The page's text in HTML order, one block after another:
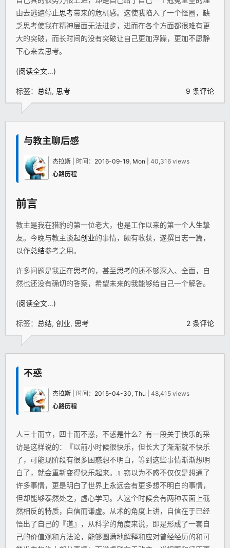
由去逃避停止思考带来的危机感。这使我陷入了一个怪圈，缺
乏思考使我在精神层面无法进步，进而在各个方面都很难有更
大的突破，而长时间的没有突破让自己更加浮躁，更加不愿静
下心来去思考。
(阅读全文…)
标签： 总结, 思考 9 条评论
与教主聊后感
杰拉斯 | 时间： 2016-09-19, Mon | 40,316 views
心路历程
前言
教主是我在猎豹的第一位老大，也是工作以来的第一个人生挚
友。今晚与教主谈起创业的事情，颇有收获，遂撰日志一篇，
以作总结参考之用。
许多问题是我正在思考的，甚至思考的还不够深入、全面，自
然也还没有确切的答案，希望未来的我能够给自己一个解答。
(阅读全文…)
标签： 总结, 创业, 思考 2 条评论
不惑
杰拉斯 | 时间： 2015-04-30, Thu | 48,415 views
心路历程
人三十而立，四十而不惑，不惑是什么？有一段关于快乐的采
访是这样说的：『以前小时候很快乐，但长大了渐渐就不快乐
了，可能现阶段有很多困惑想不明白，等到这些事情渐渐想明
白了，就会重新变得快乐起来。』窃以为不惑不仅仅是想通了
许多事情，更是明白了世界上永远会有更多想不明白的事情，
但却能够泰然处之，虚心学习。人这个时候会有两种表面上截
然相反的特质，自信而谦虚。从术的角度上讲，自信在于已经
悟出了自己的『道』，从科学的角度来说，即是形成了一套自
己的价值观和方法论，能够圆满地解释和应对曾经经历的和可